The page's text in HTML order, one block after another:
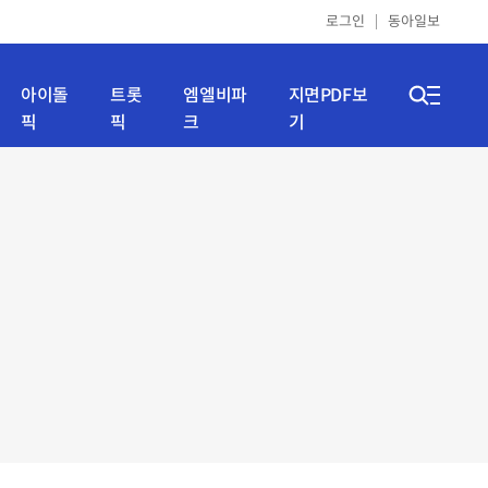
로그인 동아일보
아이돌
픽
트롯
픽
엠엘비파
크
지면PDF보
기